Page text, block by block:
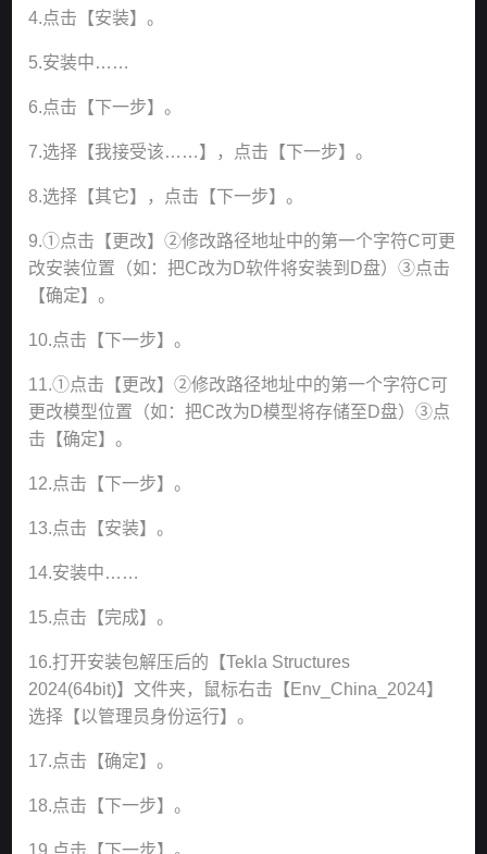
4.点击【安装】。
5.安装中……
6.点击【下一步】。
7.选择【我接受该……】，点击【下一步】。
8.选择【其它】，点击【下一步】。
9.①点击【更改】②修改路径地址中的第一个字符C可更
改安装位置（如：把C改为D软件将安装到D盘）③点击
【确定】。
10.点击【下一步】。
11.①点击【更改】②修改路径地址中的第一个字符C可
更改模型位置（如：把C改为D模型将存储至D盘）③点
击【确定】。
12.点击【下一步】。
13.点击【安装】。
14.安装中……
15.点击【完成】。
16.打开安装包解压后的【Tekla Structures
2024(64bit)】文件夹，鼠标右击【Env_China_2024】
选择【以管理员身份运行】。
17.点击【确定】。
18.点击【下一步】。
19.点击【下一步】。